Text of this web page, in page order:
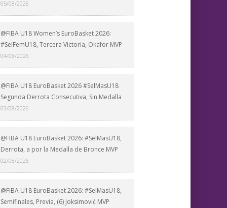
05/08/2026
@FIBA U18 Women’s EuroBasket 2026:
#SelFemU18, Tercera Victoria, Okafor MVP
04/08/2026
@FIBA U18 EuroBasket 2026 #SelMasU18
Segunda Derrota Consecutiva, Sin Medalla
03/08/2026
@FIBA U18 EuroBasket 2026: #SelMasU18,
Derrota, a por la Medalla de Bronce MVP
02/08/2026
@FIBA U18 EuroBasket 2026: #SelMasU18,
Semifinales, Previa, (6) Joksimović MVP